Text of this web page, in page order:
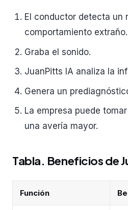
El conductor detecta un
comportamiento extraño.
Graba el sonido.
JuanPitts IA analiza la
Genera un
La empresa puede
una avería mayor.
Tabla. Beneficios de
Función